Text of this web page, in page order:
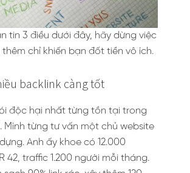
tin 3 điều dưới đây, hãy dừng việc
thêm chỉ khiến bạn đốt tiền vô ích.
backlink càng tốt
độc hại nhất từng tồn tại trong
Mình từng tư vấn một chủ website
Anh ấy khoe có 12.000
42, traffic 1.200 người mỗi tháng.